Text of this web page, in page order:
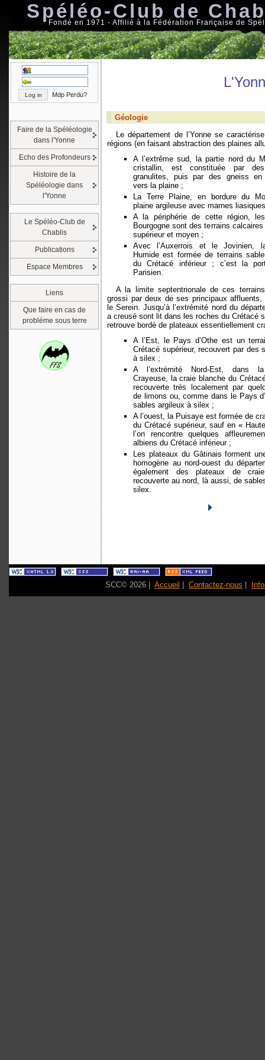
Spéléo-Club de
Fondé en 1971 - Affilié à la Fédération Française de
Mdp Perdu?
Faire de la Spéléologie
dans l'Yonne
Echo des Profondeurs
Histoire de la
Spéléologie dans
l'Yonne
Le Spéléo-Club de
Chablis
Publications
Espace Membres
Liens
Que faire en cas de
probléme sous terre
Géologie
Le département de l’Yonne se
régions (en faisant abstraction des plaines
A l’extrême sud, la partie nord du
cristallin, est constituée par
granulites, puis par des gneiss en
vers la plaine ;
La Terre Plaine, en bordure du
plaine argileuse avec marnes
A la périphérie de cette région,
Bourgogne sont des terrains
supérieur et moyen ;
Avec l’Auxerrois et le Jovinien,
Humide est formée de terrains
du Crétacé inférieur ; c’est la
Parisien.
A la limite septentrionale de ces
grossi par deux de ses principaux affluents,
le Serein. Jusqu’à l’extrémité nord du
a creusé sont lit dans les roches du Crétacé
retrouve bordé de plateaux essentiellement
A l’Est, le Pays d’Othe est un
Crétacé supérieur, recouvert par des
à silex ;
A l’extrémité Nord-Est, dans la
Crayeuse, la craie blanche du
recouverte très localement par
de limons ou, comme dans le Pays
sables argileux à silex ;
A l’ouest, la Puisaye est formée de
du Crétacé supérieur, sauf en «
l’on rencontre quelques
albiens du Crétacé inférieur ;
Les plateaux du Gâtinais forment
homogène au nord-ouest du
également des plateaux de craie
recouverte au nord, là aussi, de
silex.
SCC© 2026 | Accueil Contactez-nous